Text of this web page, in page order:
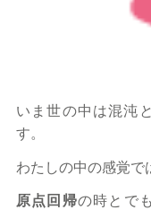
いま世の中は混沌
す。
わたしの中の感覚で
原点回帰の時とで